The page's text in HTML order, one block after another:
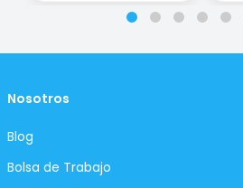
Nosotros
Blog
Bolsa de Trabajo